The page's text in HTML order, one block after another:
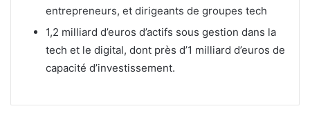
entrepreneurs, et dirigeants de groupes tech
1,2 milliard d’euros d’actifs sous gestion dans la
tech et le digital, dont près d’1 milliard d’euros de
capacité d’investissement.